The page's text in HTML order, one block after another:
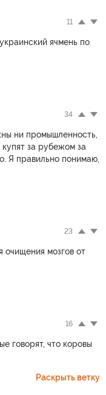
11
ячмень по
34
ни промышленность,
за рубежом за
Я правильно понимаю,
23
очищения мозгов от
16
говорят, что коровы
Раскрыть ветку